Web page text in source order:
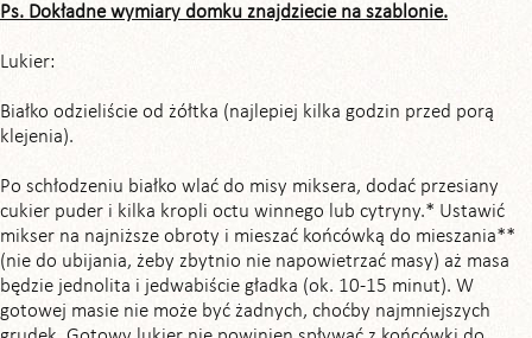
Ps. Dokładne wymiary domku znajdziecie na szablonie.
Lukier:
Białko odzieliście od żółtka (najlepiej kilka godzin przed porą
klejenia).
Po schłodzeniu białko wlać do misy miksera, dodać przesiany
cukier puder i kilka kropli octu winnego lub cytryny.* Ustawić
mikser na najniższe obroty i mieszać końcówką do mieszania**
(nie do ubijania, żeby zbytnio nie napowietrzać masy) aż masa
będzie jednolita i jedwabiście gładka (ok. 10-15 minut). W
gotowej masie nie może być żadnych, choćby najmniejszych